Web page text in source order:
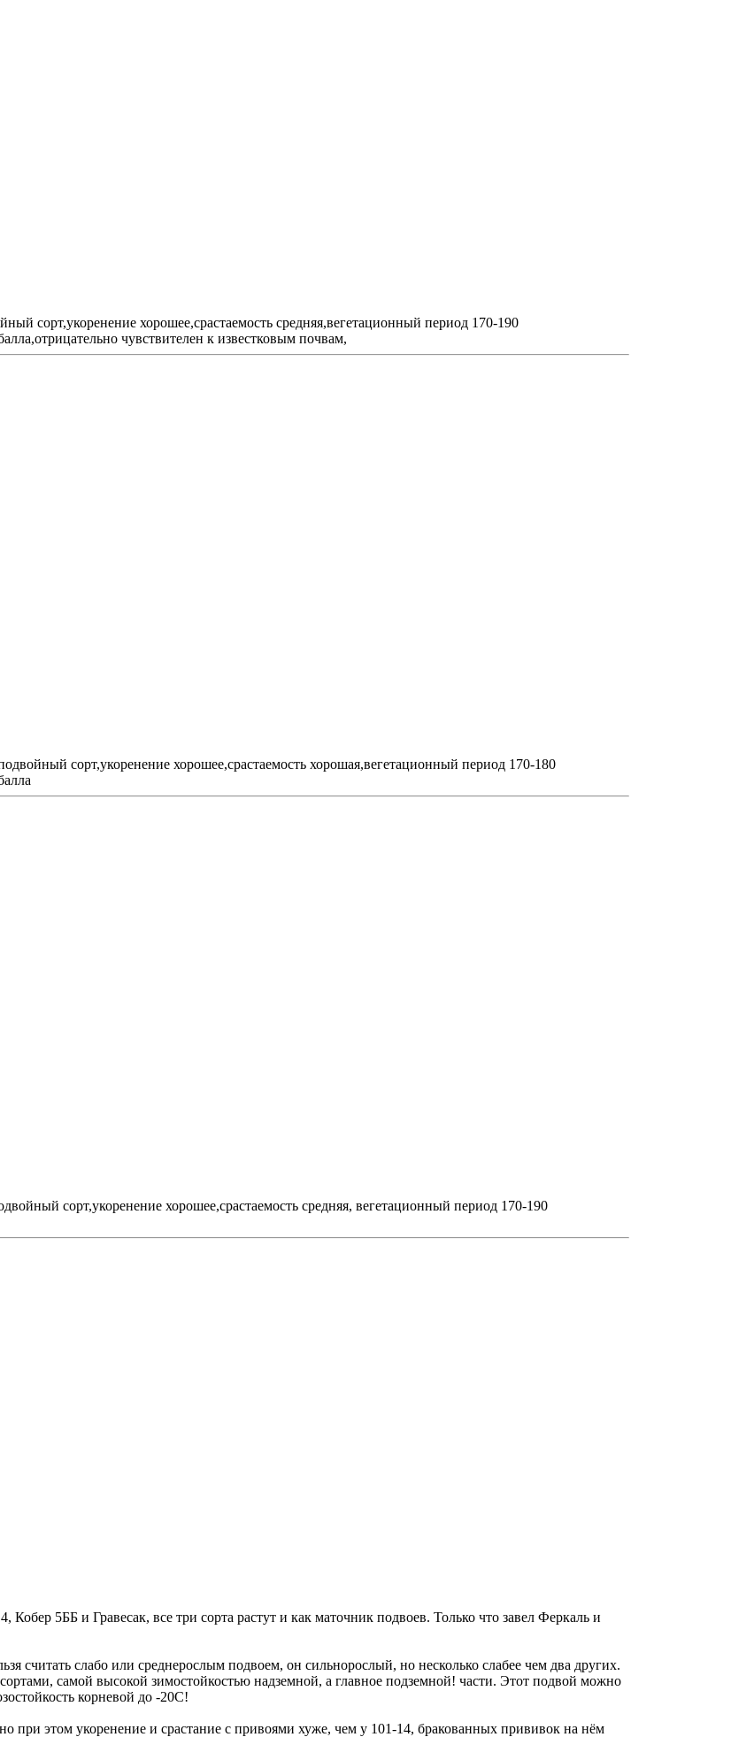
сорт,укоренение хорошее,срастаемость средняя,вегетационный период 170-190
чувствителен к известковым почвам,
сорт,укоренение хорошее,срастаемость хорошая,вегетационный период 170-180
сорт,укоренение хорошее,срастаемость средняя, вегетационный период 170-190
5ББ и Гравесак, все три сорта растут и как маточник подвоев. Только что завел Феркаль и
считать слабо или среднерослым подвоем, он сильнорослый, но несколько слабее чем два других.
самой высокой зимостойкостью надземной, а главное подземной! части. Этот подвой можно
корневой до -20С!
при этом укоренение и срастание с привоями хуже, чем у 101-14, бракованных прививок на нём